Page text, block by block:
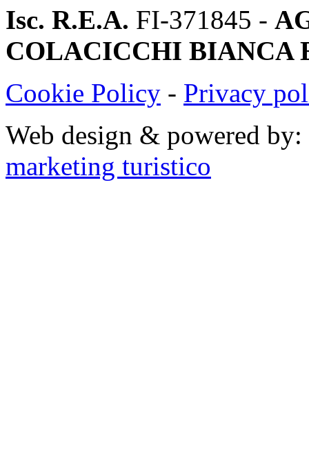
Isc. R.E.A. FI-371845 -
COLACICCHI BIANCA
Cookie Policy - Privacy
Web design & powered by:
marketing turistico